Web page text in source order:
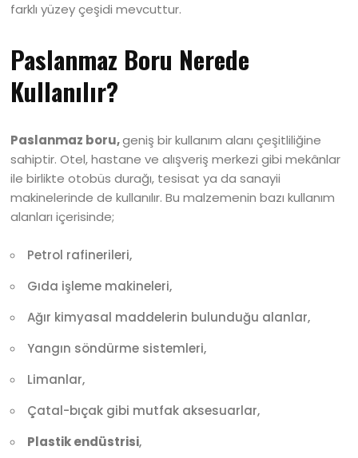
farklı yüzey çeşidi mevcuttur.
Paslanmaz Boru Nerede
Kullanılır?
Paslanmaz boru,geniş bir kullanım alanı çeşitliliğine
sahiptir. Otel, hastane ve alışveriş merkezi gibi mekânlar
ile birlikte otobüs durağı, tesisat ya da sanayii
makinelerinde de kullanılır. Bu malzemenin bazı kullanım
alanları içerisinde;
Petrol rafinerileri,
Gıda işleme makineleri,
Ağır kimyasal maddelerin bulunduğu alanlar,
Yangın söndürme sistemleri,
Limanlar,
Çatal-bıçak gibi mutfak aksesuarlar,
Plastik endüstrisi,